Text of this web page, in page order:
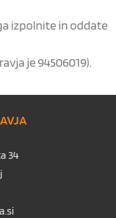
izpolnite in oddate
je 94506019).
34